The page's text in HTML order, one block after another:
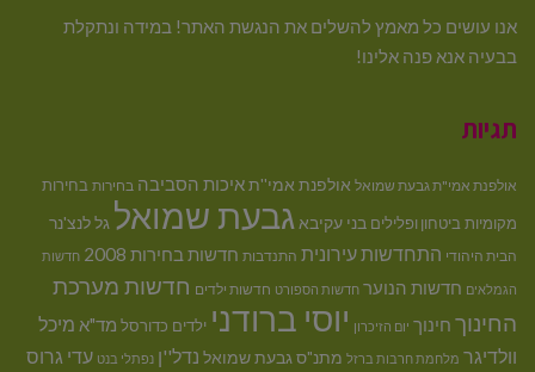
אנו עושים כל מאמץ להשלים את הנגשת האתר! במידה ונתקלת
בבעיה אנא פנה אלינו!
תגיות
אולפנת אמי"ת גבעת שמואל אולפנת אמי''תאיכות הסביבה בחירות בחירות
מקומיותביטחון ופלילים בני עקיבא גבעת שמואל גל לנצ'נר
הבית היהודי התחדשות עירונית התנדבות חדשות בחירות 2008 חדשות
הגמלאים חדשות הנוער חדשות הספורט חדשות ילדים חדשות מערכת
החינוך חינוך יום הזיכרון יוסי ברודני ילדים כדורסל מד"א מיכל
וולדיגר מלחמת חרבות ברזל מתנ"ס גבעת שמואל נדל''ן נפתלי בנט עדי גרוס